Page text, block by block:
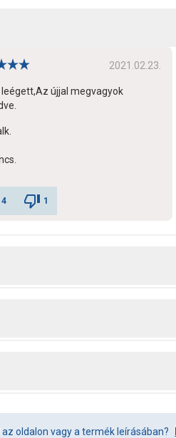
2021.02.23.
leégett,Az újjal megvagyok
4 1
oldalon vagy a termék leírásában?